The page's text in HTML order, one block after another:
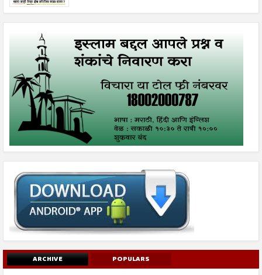
ARCHIVE POPULARS